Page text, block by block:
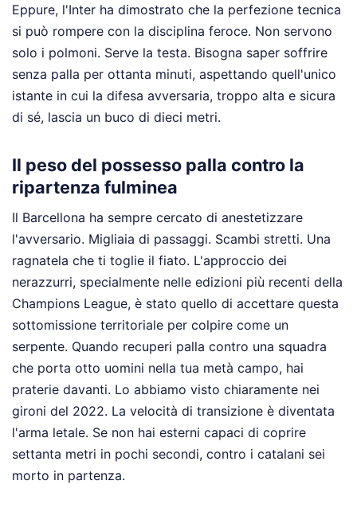
Eppure, l'Inter ha dimostrato che la perfezione tecnica
si può rompere con la disciplina feroce. Non servono
solo i polmoni. Serve la testa. Bisogna saper soffrire
senza palla per ottanta minuti, aspettando quell'unico
istante in cui la difesa avversaria, troppo alta e sicura
di sé, lascia un buco di dieci metri.
Il peso del possesso palla contro la
ripartenza fulminea
Il Barcellona ha sempre cercato di anestetizzare
l'avversario. Migliaia di passaggi. Scambi stretti. Una
ragnatela che ti toglie il fiato. L'approccio dei
nerazzurri, specialmente nelle edizioni più recenti della
Champions League, è stato quello di accettare questa
sottomissione territoriale per colpire come un
serpente. Quando recuperi palla contro una squadra
che porta otto uomini nella tua metà campo, hai
praterie davanti. Lo abbiamo visto chiaramente nei
gironi del 2022. La velocità di transizione è diventata
l'arma letale. Se non hai esterni capaci di coprire
settanta metri in pochi secondi, contro i catalani sei
morto in partenza.